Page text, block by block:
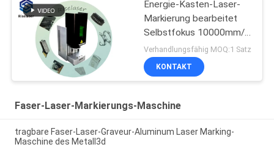
Energie-Kasten-Laser-
Markierung bearbeitet
Selbstfokus 10000mm/S
für Schmuck-Ring
maschinell
Verhandlungsfähig MOQ:1 Satz
KONTAKT
Faser-Laser-Markierungs-Maschine
tragbare Faser-Laser-Graveur-Aluminum Laser Marking-
Maschine des Metall3d